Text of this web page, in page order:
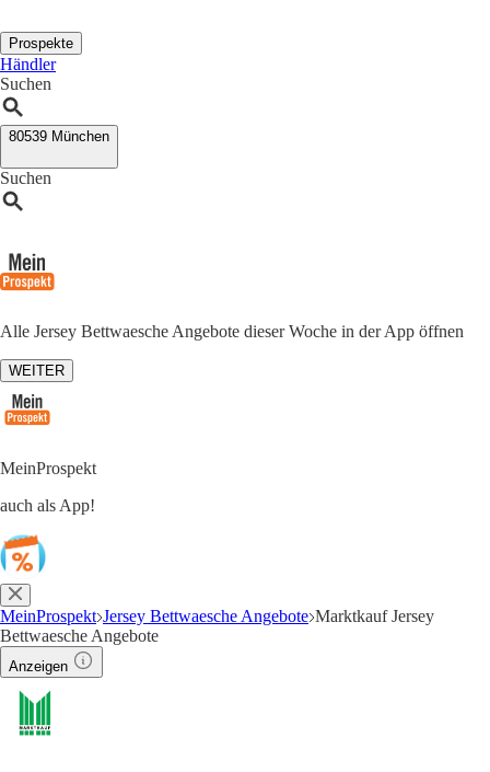
Prospekte
Händler
Suchen
80539 München
Suchen
Alle Jersey Bettwaesche Angebote dieser Woche in der App öffnen
WEITER
MeinProspekt
auch als App!
MeinProspekt Jersey Bettwaesche Angebote Marktkauf Jersey
Bettwaesche Angebote
Anzeigen